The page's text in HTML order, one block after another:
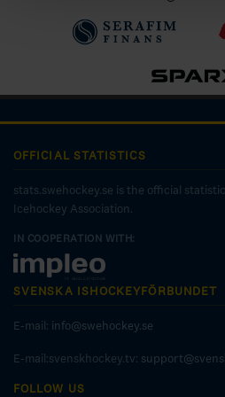
OFFICIAL STATISTICS
stats.swehockey.se is the official
Icehockey Association.
IN COOPERATION WITH:
SVENSKA ISHOCKEYFÖRBUNDET
E-mail: info@swehockey.se
E-mail:svenskhockey.tv:
FOLLOW US